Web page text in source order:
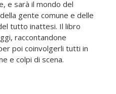
e sarà il mondo del
gente comune e delle
tutto inattesi. Il libro
raccontandone
poi coinvolgerli tutti in
e colpi di scena.